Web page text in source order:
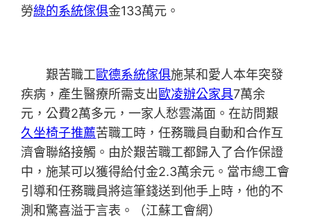
勞綠的系統傢俱金133萬元。
艱苦職工歐德系統傢俱施某和愛人本年突發
疾病，產生醫療所需支出歐凌辦公家具7萬余
元，公費2萬多元，一家人愁雲滿面。在訪問艱
久坐椅子推薦苦職工時，任務職員自動和合作互
濟會聯絡接觸。由於艱苦職工都歸入了合作保證
中，施某可以獲得給付金2.3萬余元。當市總工會
引導和任務職員將這筆錢送到他手上時，他的不
測和驚喜溢于言表。（江蘇工會網）